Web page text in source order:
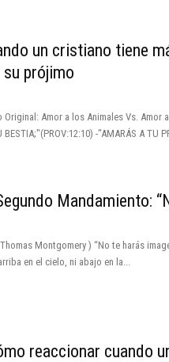
un cristiano tiene
su prójimo
Amor a los Animales Vs. Amor
BESTIA;"(PROV:12:10) -"AMARÁS A TU
Mandamiento:
Montgomery ) “No te harás
en el cielo, ni abajo en la...
reaccionar cuando